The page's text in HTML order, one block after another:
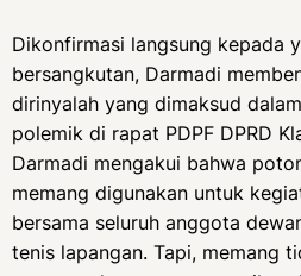
Dikonfirmasi langsung kepada
bersangkutan, Darmadi
dirinyalah yang dimaksud
polemik di rapat PDPF DPRD
Darmadi mengakui bahwa
memang digunakan untuk
bersama seluruh anggota
tenis lapangan. Tapi, memang